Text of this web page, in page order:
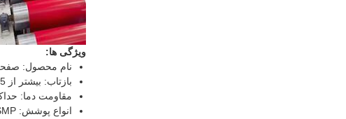
ویژگی ها:
نام محصول:
بازتاب: بیشتر از 0.75 برای آلومینیوم-روی گرم گرم
مقاومت دما: حداکثر 490 درجه سانتیگراد برای آلومینیوم آب
انواع پوشش: PE ، PVDF ، HDP ، SMP